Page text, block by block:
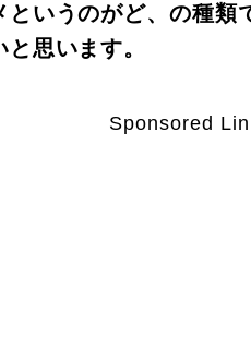
いうのがど、の種類
思います。
Sponsored